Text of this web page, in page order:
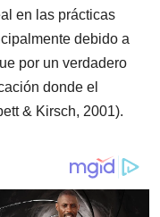
en las prácticas
debido a
por un verdadero
donde el
& Kirsch, 2001).